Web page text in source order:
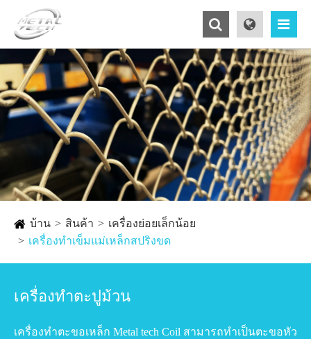
บ้าน สินค้า
เครื่องย่อยเล็กน้อย
เครื่องทำเข็มแม่เหล็กสปริงขด
เครื่องทำตะปูม้วน
เครื่องทำตะขอเหล็ก Metal tech Coil สามารถทำเป็นตะขอหัว